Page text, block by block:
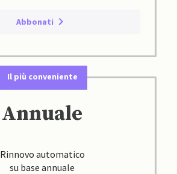
Abbonati
Il più conveniente
Annuale
Rinnovo automatico
su base annuale